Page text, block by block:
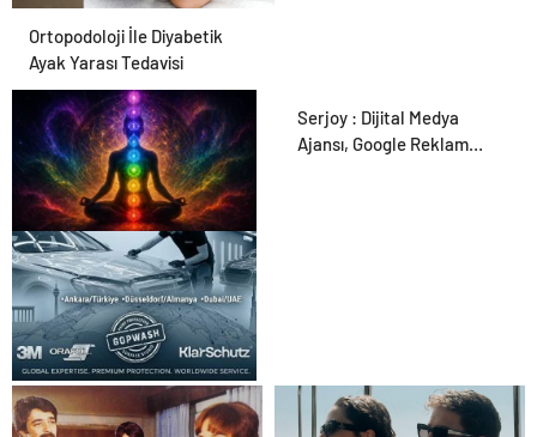
Ortopodoloji İle Diyabetik
Ayak Yarası Tedavisi
Zihnin Gizemli Sınırları ve
Ötesi : Nasılnedir.com
Serjoy : Dijital Medya
Ajansı, Google Reklam
UETDS Nedir ? Uetds.com